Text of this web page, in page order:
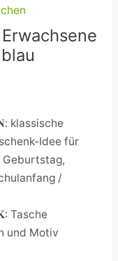
klassische
Idee für
Geburtstag,
/
Tasche
und Motiv